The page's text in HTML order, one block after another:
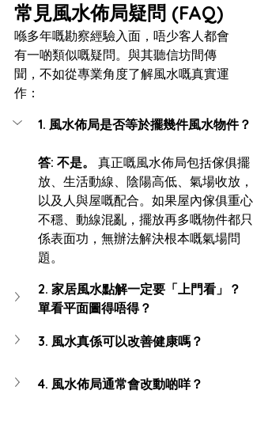
常見風水佈局疑問 (FAQ)
喺多年嘅勘察經驗入面，唔少客人都會
有一啲類似嘅疑問。與其聽信坊間傳
聞，不如從專業角度了解風水嘅真實運
作：
1. 風水佈局是否等於擺幾件風水物件？
答: 不是。
真正嘅風水佈局包括傢俱擺
放、生活動線、陰陽高低、氣場收放，
以及人與屋嘅配合。如果屋內傢俱重心
不穩、動線混亂，擺放再多嘅物件都只
係表面功，無辦法解決根本嘅氣場問
題。
2. 家居風水點解一定要「上門看」？
單看平面圖得唔得？
3. 風水真係可以改善健康嗎？
4. 風水佈局通常會改動啲咩？